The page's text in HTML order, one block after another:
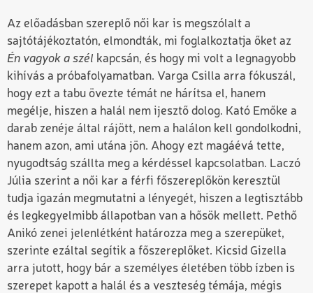
Az előadásban szereplő női kar is megszólalt a
sajtótájékoztatón, elmondták, mi foglalkoztatja őket az
Én vagyok a szél kapcsán, és hogy mi volt a legnagyobb
kihívás a próbafolyamatban. Varga Csilla arra fókuszál,
hogy ezt a tabu övezte témát ne hárítsa el, hanem
megélje, hiszen a halál nem ijesztő dolog. Kató Emőke a
darab zenéje által rájött, nem a halálon kell gondolkodni,
hanem azon, ami utána jön. Ahogy ezt magáévá tette,
nyugodtság szállta meg a kérdéssel kapcsolatban. Laczó
Júlia szerint a női kar a férfi főszereplőkön keresztül
tudja igazán megmutatni a lényegét, hiszen a legtisztább
és legkegyelmibb állapotban van a hősök mellett. Pethő
Anikó zenei jelenlétként határozza meg a szerepüket,
szerinte ezáltal segítik a főszereplőket. Kicsid Gizella
arra jutott, hogy bár a személyes életében több ízben is
szerepet kapott a halál és a veszteség témája, mégis